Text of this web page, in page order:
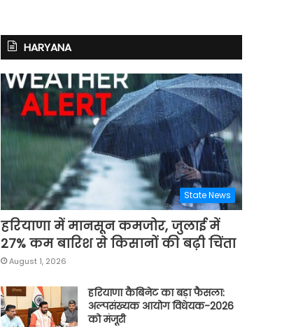
HARYANA
State News
हरियाणा में मानसून कमजोर, जुलाई में
27% कम बारिश से किसानों की बढ़ी चिंता
August 1, 2026
हरियाणा कैबिनेट का बड़ा फैसला:
अल्पसंख्यक आयोग विधेयक-2026
को मंजूरी